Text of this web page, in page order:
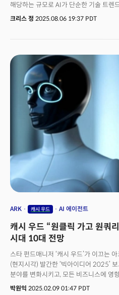
해당하는 규모로 AI가 단순한 기술 트렌
자리잡았음을 보여준다. 빅테크 기업들
전체 산업의 AI 지출은 4000억 달러를
투자가 식지않고 더 가속화되고 있는 배
글로벌 리더십을 가지고 있는 기술 기
통합했으며 40%는 제품과 서비스에 AI
2025년 전체 IT 예산의 20%가 AI 분야
애플리케이션을 사용하는 기업 비율은
크리스 정 2025.08.06 19:37 PDT
ARK 캐시 우드 AI 에이전트
캐시 우드 “원클릭 가고 원쿼
시대 10대 전망
스타 펀드매니저 ‘캐시 우드’가 이끄는
(현지시각) 발간한 ‘빅아이디어 2025’
분야를 변화시키고, 모든 비즈니스에 영
촉진할 것”이라며 이같이 분석했다. 아크
박원익 2025.02.09 01:47 PDT